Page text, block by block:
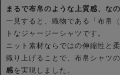
まるで布帛のような上質感、な
一見すると、織物である「布帛
トなジャージーシャツです。
ニット素材ならではの伸縮性と
織り上げることで、布帛シャツ
感を実現しました。